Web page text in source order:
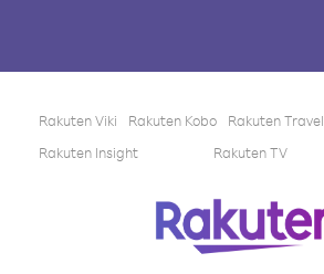
Rakuten Viki Rakuten Kobo Rakuten Travel
Rakuten Insight
Rakuten TV